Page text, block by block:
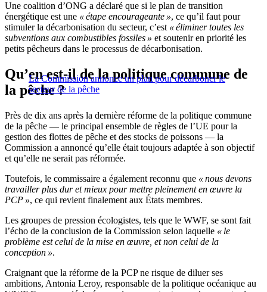
Une coalition d’ONG a déclaré que si le plan de transition
énergétique est une « étape encourageante », ce qu’il faut pour
stimuler la décarbonisation du secteur, c’est « éliminer toutes les
subventions aux combustibles fossiles » et soutenir en priorité les
petits pêcheurs dans le processus de décarbonisation.
La Commission annonce un plan pour décarboner le
secteur de la pêche
Qu’en est-il de la politique commune de
la pêche ?
Près de dix ans après la dernière réforme de la politique commune
de la pêche — le principal ensemble de règles de l’UE pour la
gestion des flottes de pêche et des stocks de poissons — la
Commission a annoncé qu’elle était toujours adaptée à son objectif
et qu’elle ne serait pas réformée.
Toutefois, le commissaire a également reconnu que « nous devons
travailler plus dur et mieux pour mettre pleinement en œuvre la
PCP », ce qui revient finalement aux États membres.
Les groupes de pression écologistes, tels que le WWF, se sont fait
l’écho de la conclusion de la Commission selon laquelle « le
problème est celui de la mise en œuvre, et non celui de la
conception ».
Craignant que la réforme de la PCP ne risque de diluer ses
ambitions, Antonia Leroy, responsable de la politique océanique au